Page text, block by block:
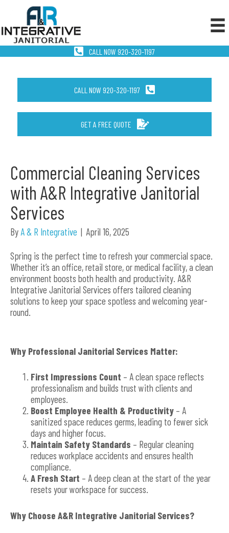
CALL NOW 920-320-1197
CALL NOW 920-320-1197
GET A FREE QUOTE
Commercial Cleaning Services
with A&R Integrative Janitorial
Services
By A & R Integrative | April 16, 2025
Spring is the perfect time to refresh your commercial space.
Whether it’s an office, retail store, or medical facility, a clean
environment boosts both health and productivity. A&R
Integrative Janitorial Services offers tailored cleaning
solutions to keep your space spotless and welcoming year-
round.
Why Professional Janitorial Services Matter:
First Impressions Count – A clean space reflects
professionalism and builds trust with clients and
employees.
Boost Employee Health & Productivity – A
sanitized space reduces germs, leading to fewer sick
days and higher focus.
Maintain Safety Standards – Regular cleaning
reduces workplace accidents and ensures health
compliance.
A Fresh Start – A deep clean at the start of the year
resets your workspace for success.
Why Choose A&R Integrative Janitorial Services?